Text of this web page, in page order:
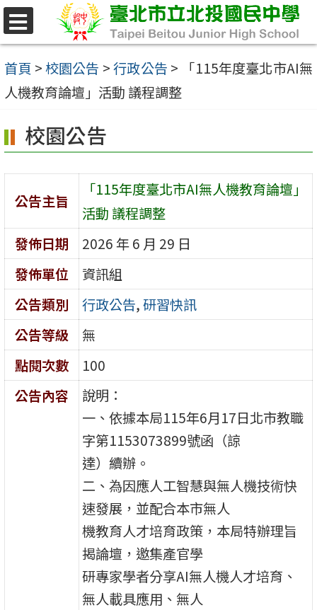
跳
至
主
要
容
區
首頁 >校園公告 >行政公告 >
「115年度臺北市AI無
人機教育論壇」活動 議程調整
校園公告
公告主旨
「115年度臺北市AI無人機教育論壇」
活動 議程調整
發佈日期
2026 年 6 月 29 日
發佈單位
資訊組
公告類別
行政公告,研習快訊
公告等級
無
點閱次數
100
公告內容
說明：
一、依據本局115年6月17日北市教職
字第1153073899號函（諒
達）續辦。
二、為因應人工智慧與無人機技術快
速發展，並配合本市無人
機教育人才培育政策，本局特辦理旨
揭論壇，邀集產官學
研專家學者分享AI無人機人才培育、
無人載具應用、無人
選
單